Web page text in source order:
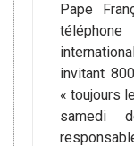
Pape
invitant
« toujours
samedi